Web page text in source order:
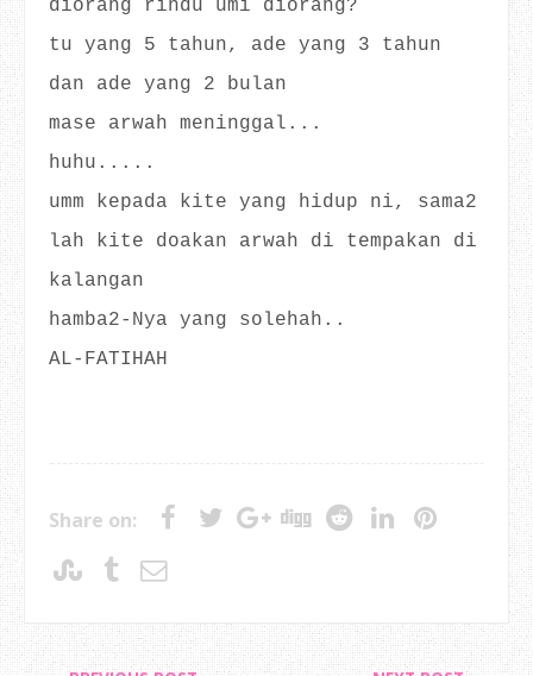
diorang rindu umi diorang?
tu yang 5 tahun, ade yang 3 tahun
dan ade yang 2 bulan
mase arwah meninggal...
huhu.....
umm kepada kite yang hidup ni, sama2
lah kite doakan arwah di tempakan di
kalangan
hamba2-Nya yang solehah..
AL-FATIHAH
Share on: